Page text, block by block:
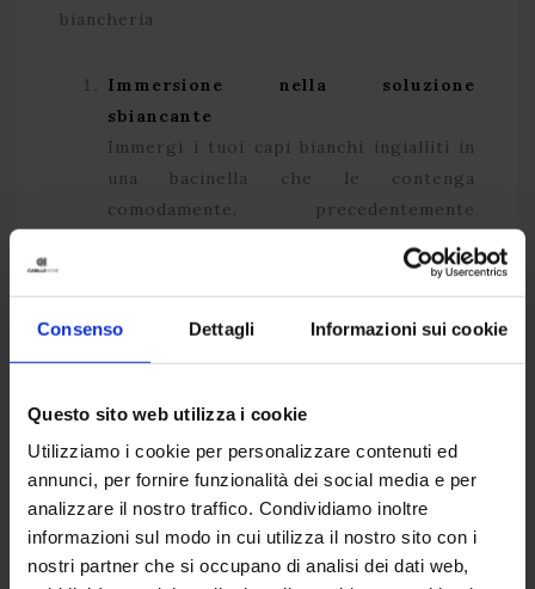
Consenso Dettagli Informazioni sui cookie
Questo sito web utilizza i cookie
Utilizziamo i cookie per personalizzare contenuti ed
annunci, per fornire funzionalità dei social media e per
analizzare il nostro traffico. Condividiamo inoltre
informazioni sul modo in cui utilizza il nostro sito con i
nostri partner che si occupano di analisi dei dati web,
biancheria
Immersione nella soluzione
sbiancante
Immergi i tuoi capi bianchi ingialliti in
una bacinella che le contenga
comodamente, precedentemente
. Per ogni litro d’acqua
basteranno 2 o 3 cucchiai di sale e
bicarbonato. In mancanza della dose di
bicarbonato, può essere utilizzato
I due elementi vanno utilizzati in
alternativa e mai insieme.
Per ottenere il risultato migliore, le